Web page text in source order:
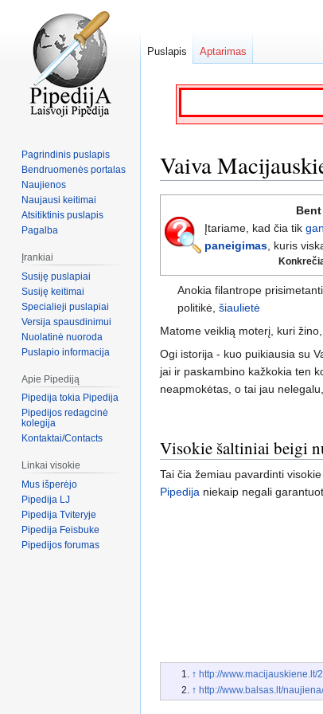
Vaiva
to
navigation
to
search
Įtariame, kad čia tik
paneigimas , kuris
Anokia filantrope
politikė,šiaulietė
Matome veiklią moterį, kuri
Ogi istorija - kuo puikiausia su
jai ir paskambino kažkokia ten
neapmokėtas, o tai jau
Visokie šaltiniai beigi
Tai čia žemiau pavardinti
Pipedija niekaip negali
↑ http://
↑ http://www.balsas.lt/
Puslapis Aptarimas
Pagrindinis puslapis
Bendruomenės portalas
Naujienos
Naujausi keitimai
Atsitiktinis puslapis
Pagalba
Įrankiai
Susiję puslapiai
Susiję keitimai
Specialieji puslapiai
Versija spausdinimui
Nuolatinė nuoroda
Puslapio informacija
Apie Pipediją
Pipedija tokia Pipedija
Pipedijos redagcinė
kolegija
Kontaktai/Contacts
Linkai visokie
Mus išperėjo
Pipedija LJ
Pipedija Tviteryje
Pipedija Feisbuke
Pipedijos forumas